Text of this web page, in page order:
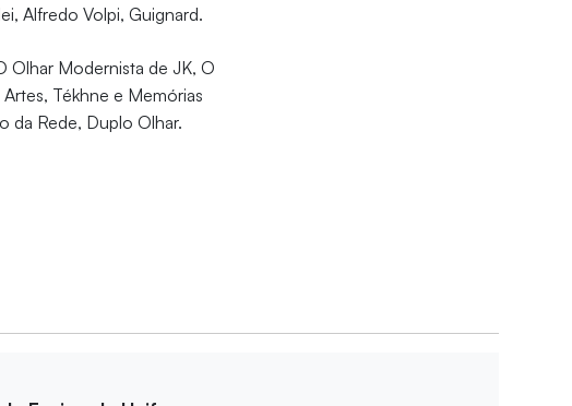
Alfredo Volpi, Guignard.
Olhar Modernista de JK, O
Tékhne e Memórias
da Rede, Duplo Olhar.